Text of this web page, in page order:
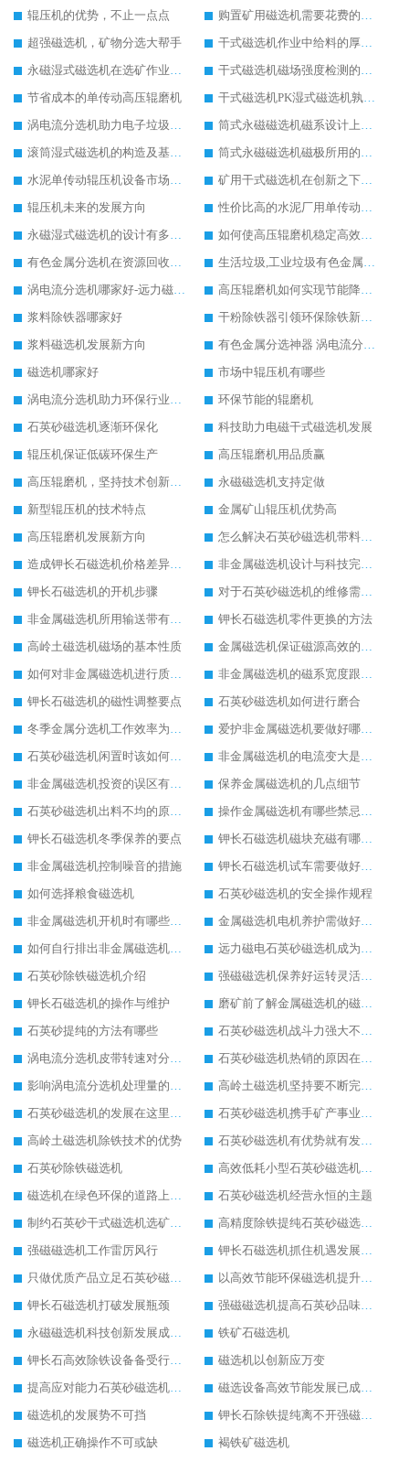
辊压机的优势，不止一点点
购置矿用磁选机需要花费的成本高不高
超强磁选机，矿物分选大帮手
干式磁选机作业中给料的厚度如何控制到位
永磁湿式磁选机在选矿作业中能胜任哪些工作
干式磁选机磁场强度检测的四个关键点说明
节省成本的单传动高压辊磨机
干式磁选机PK湿式磁选机孰强孰弱
涡电流分选机助力电子垃圾回收
筒式永磁磁选机磁系设计上有哪些特别之处
滚筒湿式磁选机的构造及基本选矿流程详解
筒式永磁磁选机磁极所用的材料及性能要求
水泥单传动辊压机设备市场地位与日俱增
矿用干式磁选机在创新之下提升实力
辊压机未来的发展方向
性价比高的水泥厂用单传动辊压机
永磁湿式磁选机的设计有多出彩
如何使高压辊磨机稳定高效率工作
有色金属分选机在资源回收行业应用广泛
生活垃圾,工业垃圾有色金属分选机设备
涡电流分选机哪家好-远力磁电重工
高压辊磨机如何实现节能降耗生产
浆料除铁器哪家好
干粉除铁器引领环保除铁新趋势
浆料磁选机发展新方向
有色金属分选神器 涡电流分选机
磁选机哪家好
市场中辊压机有哪些
涡电流分选机助力环保行业发展
环保节能的辊磨机
石英砂磁选机逐渐环保化
科技助力电磁干式磁选机发展
辊压机保证低碳环保生产
高压辊磨机用品质赢
高压辊磨机，坚持技术创新发展
永磁磁选机支持定做
新型辊压机的技术特点
金属矿山辊压机优势高
高压辊磨机发展新方向
怎么解决石英砂磁选机带料问题
造成钾长石磁选机价格差异的原因
非金属磁选机设计与科技完美结合
钾长石磁选机的开机步骤
对于石英砂磁选机的维修需要遵守的原则
非金属磁选机所用输送带有何要求
钾长石磁选机零件更换的方法
高岭土磁选机磁场的基本性质
金属磁选机保证磁源高效的方法
如何对非金属磁选机进行质量监管
非金属磁选机的磁系宽度跟磁系半径
钾长石磁选机的磁性调整要点
石英砂磁选机如何进行磨合
冬季金属分选机工作效率为何会受影响
爱护非金属磁选机要做好哪些方面
石英砂磁选机闲置时该如何处理
非金属磁选机的电流变大是什么造成
非金属磁选机投资的误区有哪些
保养金属磁选机的几点细节
石英砂磁选机出料不均的原因有哪几点
操作金属磁选机有哪些禁忌事项
钾长石磁选机冬季保养的要点
钾长石磁选机磁块充磁有哪几种常用方法
非金属磁选机控制噪音的措施
钾长石磁选机试车需要做好哪些方面
如何选择粮食磁选机
石英砂磁选机的安全操作规程
非金属磁选机开机时有哪些问题需注意
金属磁选机电机养护需做好哪些工作
如何自行排出非金属磁选机的一些小故障
远力磁电石英砂磁选机成为行业“霸主”
石英砂除铁磁选机介绍
强磁磁选机保养好运转灵活更胜一筹
钾长石磁选机的操作与维护
磨矿前了解金属磁选机的磁选工艺是关键的一步
石英砂提纯的方法有哪些
石英砂磁选机战斗力强大不可忽视
涡电流分选机皮带转速对分选率会产生什么影响?
石英砂磁选机热销的原因在于技术的升级化
影响涡电流分选机处理量的4大要素是什么吗?
高岭土磁选机坚持要不断完善自身发展（一）
石英砂磁选机的发展在这里起航
石英砂磁选机携手矿产事业再掀选矿浪潮
高岭土磁选机除铁技术的优势
石英砂磁选机有优势就有发展权
石英砂除铁磁选机
高效低耗小型石英砂磁选机展现非凡魅力价值
磁选机在绿色环保的道路上如万马奔腾
石英砂磁选机经营永恒的主题
制约石英砂干式磁选机选矿效果的内在因素
高精度除铁提纯石英砂磁选机备受行业青睐
强磁磁选机工作雷厉风行
钾长石磁选机抓住机遇发展“直冲云霄”
只做优质产品立足石英砂磁选机行业顶端
以高效节能环保磁选机提升市场竞争力
钾长石磁选机打破发展瓶颈
强磁磁选机提高石英砂品味的必备品
永磁磁选机科技创新发展成为行业焦点
铁矿石磁选机
钾长石高效除铁设备备受行业瞩目
磁选机以创新应万变
提高应对能力石英砂磁选机大展宏图
磁选设备高效节能发展已成必然
磁选机的发展势不可挡
钾长石除铁提纯离不开强磁磁选机的鼎力相助
磁选机正确操作不可或缺
褐铁矿磁选机